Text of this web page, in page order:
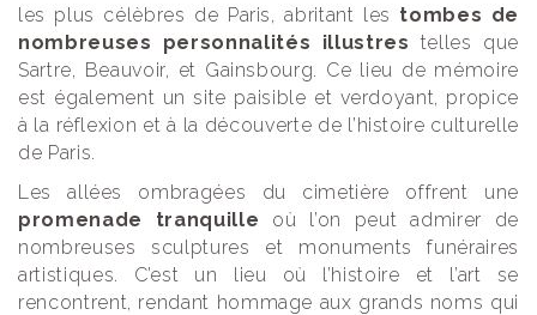
les plus célèbres de Paris, abritant les tombes de
nombreuses personnalités illustres telles que
Sartre, Beauvoir, et Gainsbourg. Ce lieu de mémoire
est également un site paisible et verdoyant, propice
à la réflexion et à la découverte de l’histoire culturelle
de Paris.
Les allées ombragées du cimetière offrent une
promenade tranquille où l’on peut admirer de
nombreuses sculptures et monuments funéraires
artistiques. C’est un lieu où l’histoire et l’art se
rencontrent, rendant hommage aux grands noms qui